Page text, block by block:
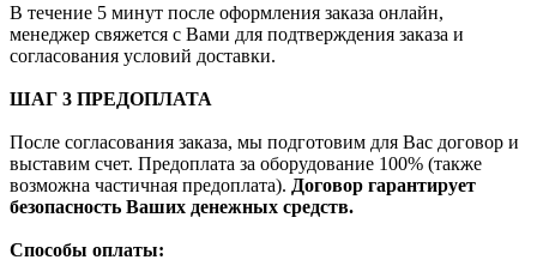
В течение 5 минут после оформления заказа онлайн,
менеджер свяжется с Вами для подтверждения заказа и
согласования условий доставки.
ШАГ 3 ПРЕДОПЛАТА
После согласования заказа, мы подготовим для Вас договор и
выставим счет. Предоплата за оборудование 100% (также
возможна частичная предоплата). Договор гарантирует
безопасность Ваших денежных средств.
Способы оплаты: